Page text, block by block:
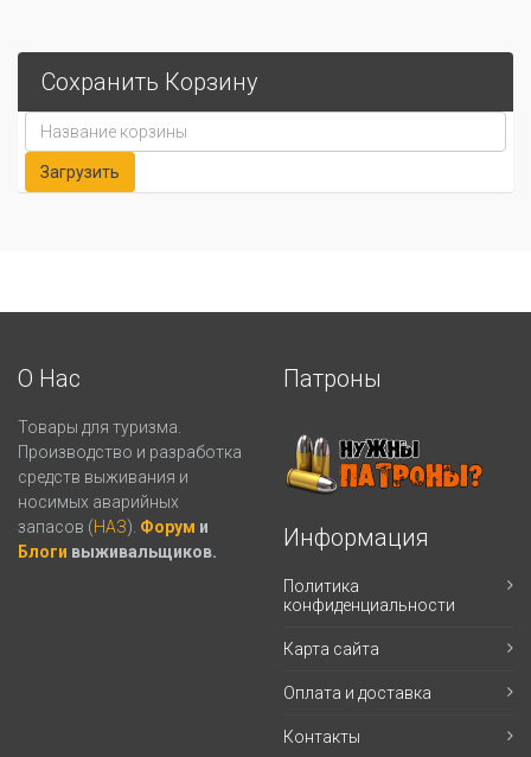
Сохранить Корзину
О Нас
Товары для туризма.
Производство и разработка
средств выживания и
носимых аварийных
запасов (НАЗ). Форум и
Блоги выживальщиков.
Патроны
Информация
Политика
конфиденциальности
Карта сайта
Оплата и доставка
Контакты